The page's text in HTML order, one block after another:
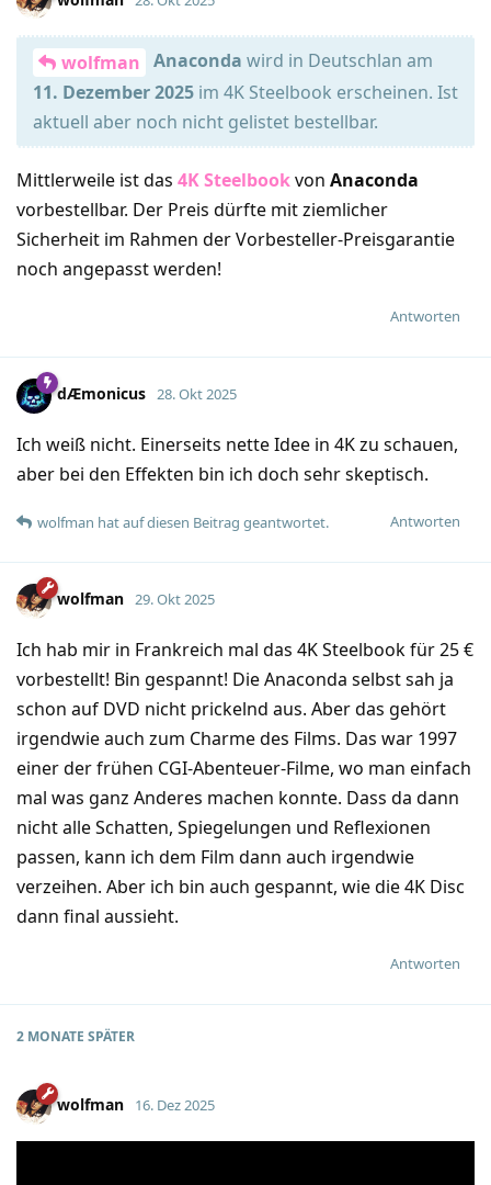
wolfman Anaconda wird in Deutschlan am
11. Dezember 2025 im 4K Steelbook erscheinen. Ist
aktuell aber noch nicht gelistet bestellbar.
Mittlerweile ist das 4K Steelbookvon Anaconda
vorbestellbar. Der Preis dürfte mit ziemlicher
Sicherheit im Rahmen der Vorbesteller-Preisgarantie
noch angepasst werden!
Antworten
dÆmonicus 28. Okt 2025
Ich weiß nicht. Einerseits nette Idee in 4K zu schauen,
aber bei den Effekten bin ich doch sehr skeptisch.
Antworten
wolfman hatauf diesen Beitrag geantwortet.
wolfman 29. Okt 2025
Ich hab mir in Frankreich mal das 4K Steelbook für 25 €
vorbestellt! Bin gespannt! Die Anaconda selbst sah ja
schon auf DVD nicht prickelnd aus. Aber das gehört
irgendwie auch zum Charme des Films. Das war 1997
einer der frühen CGI-Abenteuer-Filme, wo man einfach
mal was ganz Anderes machen konnte. Dass da dann
nicht alle Schatten, Spiegelungen und Reflexionen
passen, kann ich dem Film dann auch irgendwie
verzeihen. Aber ich bin auch gespannt, wie die 4K Disc
dann final aussieht.
Antworten
2 MONATE SPÄTER
wolfman 16. Dez 2025